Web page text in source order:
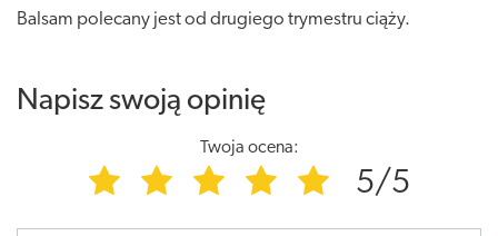
Balsam polecany jest od drugiego trymestru ciąży.
Napisz swoją opinię
Twoja ocena:
5/5